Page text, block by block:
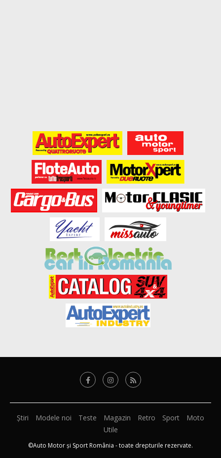
Știri Modele noi Teste Magazin Retro Sport
Moto
Utile
©Auto Motor și Sport România - toate drepturile rezervate.